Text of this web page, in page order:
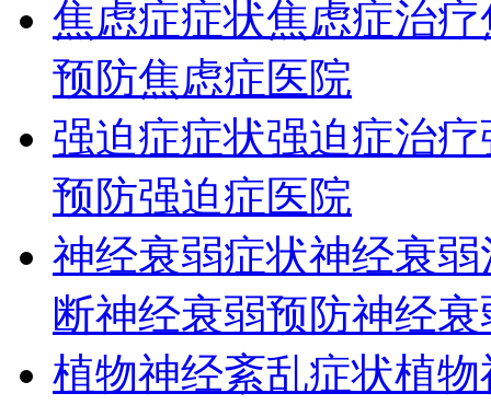
焦虑症症状焦虑症治疗
预防焦虑症医院
强迫症症状强迫症治疗
预防强迫症医院
神经衰弱症状神经衰弱
断神经衰弱预防神经
植物神经紊乱症状植物